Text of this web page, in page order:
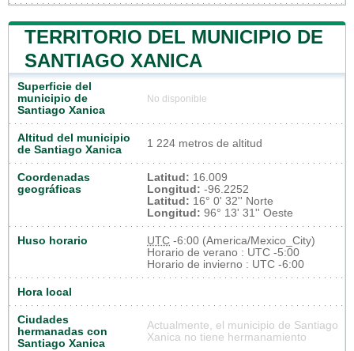
TERRITORIO DEL MUNICIPIO DE
SANTIAGO XANICA
Superficie del
municipio de
Santiago Xanica
No disponible
Altitud del municipio
de Santiago Xanica
1 224 metros de altitud
Coordenadas
geográficas
Latitud: 16.009
Longitud: -96.2252
Latitud: 16° 0' 32'' Norte
Longitud: 96° 13' 31'' Oeste
Huso horario UTC -6:00 (America/Mexico_City)
Horario de verano : UTC -5:00
Horario de invierno : UTC -6:00
Hora local
Ciudades
hermanadas con
Santiago Xanica
Actualmente, el municipio de Santiago
Xanica no tiene hermanamiento